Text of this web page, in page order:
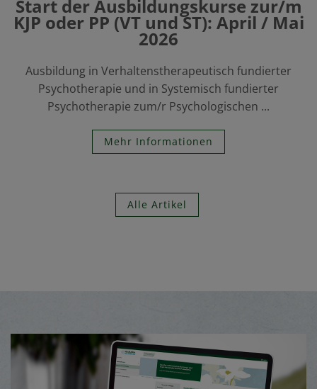
Start der Ausbildungskurse zur/m
KJP oder PP (VT und ST): April / Mai
2026
Ausbildung in Verhaltenstherapeutisch fundierter
Psychotherapie und in Systemisch fundierter
Psychotherapie zum/r Psychologischen ...
Mehr Informationen
Alle Artikel